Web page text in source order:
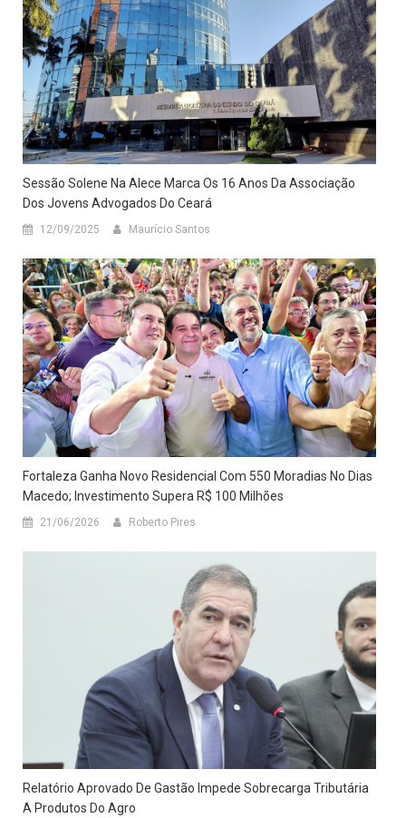
Sessão Solene Na Alece Marca Os 16 Anos Da Associação
Dos Jovens Advogados Do Ceará
12/09/2025 Maurício Santos
Fortaleza Ganha Novo Residencial Com 550 Moradias No Dias
Macedo; Investimento Supera R$ 100 Milhões
21/06/2026 Roberto Pires
Relatório Aprovado De Gastão Impede Sobrecarga Tributária
A Produtos Do Agro